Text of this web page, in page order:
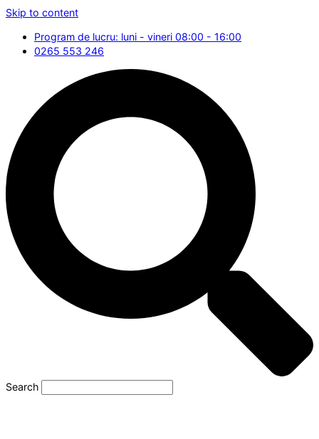
Skip to content
Program de lucru: luni - vineri 08:00 - 16:00
0265 553 246
Search